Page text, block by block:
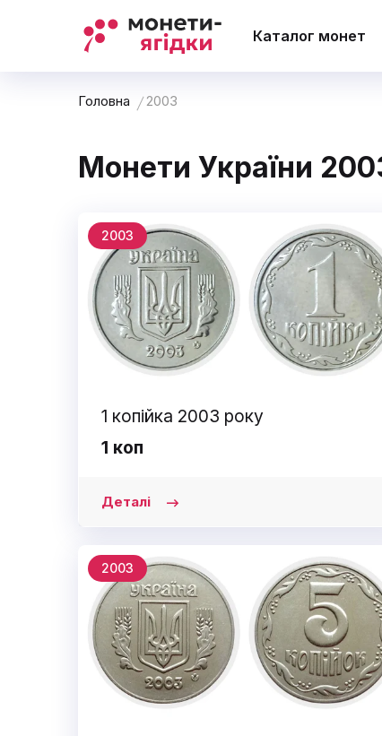
Каталог монет
Головна 2003
Монети України
2003
1 копійка 2003 року
1 коп
Деталі
2003